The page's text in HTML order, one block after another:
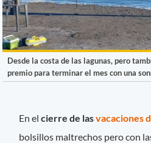
Desde la costa de las lagunas, pero
premio para terminar el mes con una
En elcierre de lasvacaciones
bolsillos maltrechos pero con